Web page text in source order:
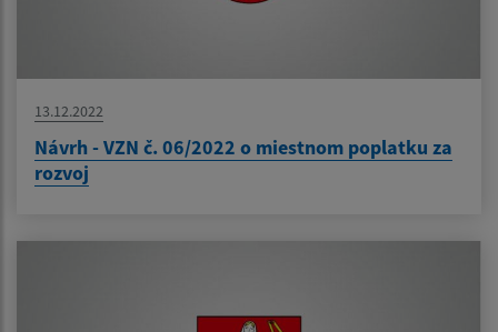
13.12.2022
Návrh - VZN č. 06/2022 o miestnom poplatku za
rozvoj